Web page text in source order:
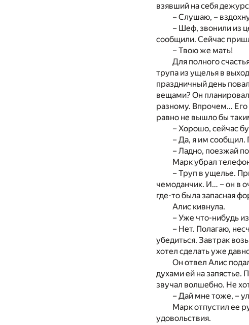
взявший на себя
– Слушаю, –
– Шеф, звонили из
сообщили. Сейчас
– Твою же мать!
Для полного
трупа из ущелья в
праздничный день
вещами? Он планировал
разному. Впрочем… Его
равно не вышло бы
– Хорошо, сейчас
– Да, я им сообщил.
– Ладно, поезжай
Марк убрал
– Труп в ущелье.
чемоданчик. И… – он в
где-то была запасная
Алис кивнула.
– Уже что-нибудь
– Нет. Полагаю,
убедиться. Завтрак
хотел сделать уже
Он отвел Алис
духами ей на запястье.
звучал волшебно. Не
– Дай мне тоже, –
Марк отпустил ее
удовольствия.